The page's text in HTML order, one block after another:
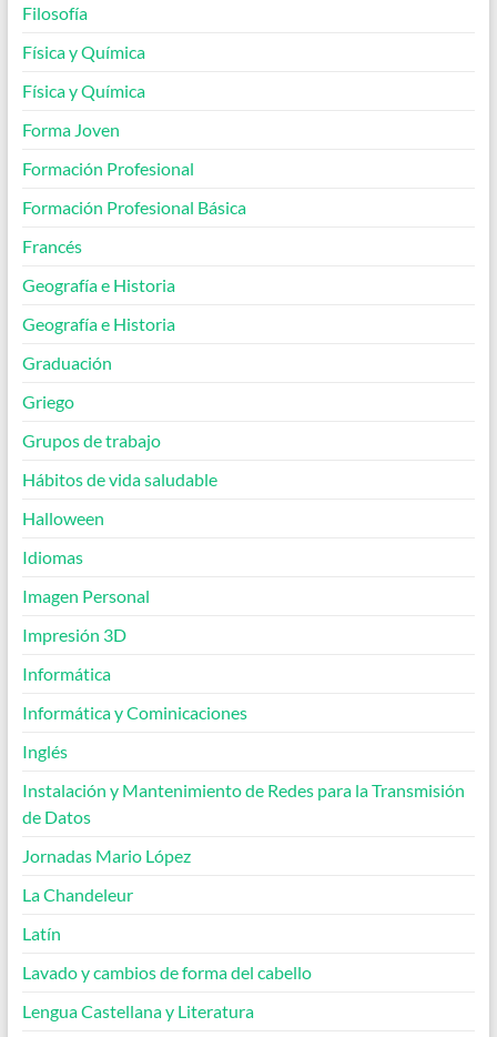
Filosofía
Física y Química
Física y Química
Forma Joven
Formación Profesional
Formación Profesional Básica
Francés
Geografía e Historia
Geografía e Historia
Graduación
Griego
Grupos de trabajo
Hábitos de vida saludable
Halloween
Idiomas
Imagen Personal
Impresión 3D
Informática
Informática y Cominicaciones
Inglés
Instalación y Mantenimiento de Redes para la Transmisión
de Datos
Jornadas Mario López
La Chandeleur
Latín
Lavado y cambios de forma del cabello
Lengua Castellana y Literatura